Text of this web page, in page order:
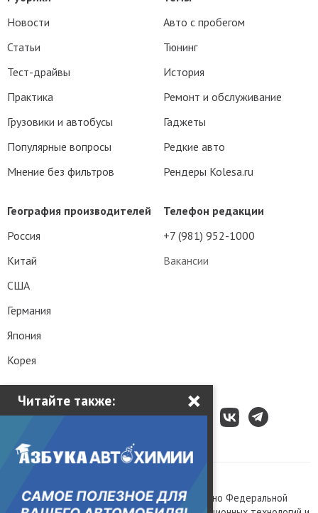
Читайте также: ×
Телефон редакции
+7 (981) 952-1000
Вакансии
Новости
Статьи
Тест-драйвы
Практика
Грузовики и автобусы
Популярные вопросы
Мнение без фильтров
Авто с пробегом
Тюнинг
История
Ремонт и обслуживание
Гаджеты
Редкие авто
Рендеры Kolesa.ru
География производителей
Россия
Китай
США
Германия
Япония
Корея
Сетевое издание «Kolesa.ru», зарегистрировано Федеральной